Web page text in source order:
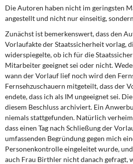
Memo-Gruppe
Institut Solidarische Moderne
Rosa-Luxemburg-Stiftung
Über mich
Kontakt
Die Autoren haben nicht im geringsten
angestellt und nicht nur einseitig,
Zunächst ist bemerkenswert, dass den
Vorlaufakte der Staatssicherheit vorlag,
widerspiegelte, ob ich für die
Mitarbeiter geeignet sei oder nicht.
wann der Vorlauf lief noch wird den
Fernsehzuschauern mitgeteilt, dass der
endete, dass ich als IM ungeeignet sei.
diesem Beschluss archiviert. Ein
niemals stattgefunden. Natürlich
dass einen Tag nach Schließung der
umfassenden Begründung gegen mich
Personenkontrolle eingeleitet wurde,
auch Frau Birthler nicht danach gefragt,